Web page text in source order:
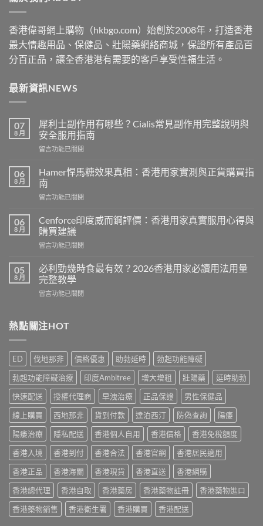
香港偉哥網上購物（hkbgo.com）始創於2008年，打造香港
最大情趣用品、保健品、壯陽藥網絡商城，保證所有產品百
分百正品，讓全香港港有需要的客戶享受性福生活。
最新資訊NEWS
07
8 月
犀利士副作用有哪些？Cialis常見副作用完整說明與
安全服用指南
在
利
士
副
作
有
哪
些？
Cialis
見
副
用
說
安
全
服
用
指
南〉
中
留言功能已關閉
06
8 月
Hamer悍馬糖效果真相：香港用家實測與正貨購買指
南
在
悍
馬
糖
效
真
相：
香
港
實
正
貨
購
買
指
南〉
中
留言功能已關閉
06
8 月
Cenforce印度威而鋼評價：香港用家真實服用心得與
購買建議
在
印
度
威
而
價：
用
家
真
實
服
用
心
得
與
購
買
建
議〉
中
留言功能已關閉
05
8 月
必利勁幾時食最有效？2026香港用家必讀用法用量
完整教學
在
勁
幾
食
最
有
效？
2026
香
港
用
家
必
讀
用
法
用
量
完
整
留言功能已關閉
熱點關注HOT
ED 伐地那非 價格優惠 助勃延時
勃起功能障礙
勃起功能障礙治療
印度Ambitree 增大增粗 壯陽藥
延時助勃
快速配送
授權代理商 早洩治療 正品保證
男性保健品
線上購買
西地那非 貨到付款 達泊西汀 防偽查詢
陽痿
陽痿治療
隱私配送 香港個人自用 香港價格
香港免稅額度
香港入境
香港到付 香港合法 香港官網
香港居民適用
香港正品
香港海關 香港現貨 香港直送
香港網購
香港總代理
香港自取 香港藥房 香港藥物註冊
香港藥物進口
香港藥物銷售
香港衛生署 香港購買 香港配送